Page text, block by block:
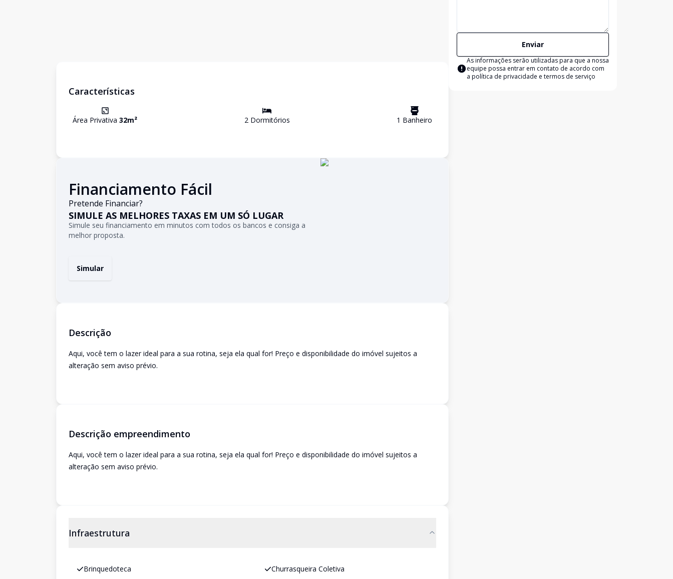
Características
Área Privativa 32m² 2Dormitórios 1 Banheiro
Financiamento Fácil
Pretende Financiar?
SIMULE AS MELHORES TAXAS EM UM SÓ LUGAR
Simule seu financiamento em minutos com todos os bancos e consiga a
melhor proposta.
Simular
Descrição
Aqui, você tem o lazer ideal para a sua rotina, seja ela qual for! Preço e disponibilidade do imóvel sujeitos a
alteração sem aviso prévio.
Descrição empreendimento
Aqui, você tem o lazer ideal para a sua rotina, seja ela qual for! Preço e disponibilidade do imóvel sujeitos a
alteração sem aviso prévio.
Infraestrutura
Brinquedoteca Churrasqueira Coletiva
Enviar
As informações serão utilizadas para que a nossa
equipe possa entrar em contato de acordo com
a política de privacidade e termos de serviço